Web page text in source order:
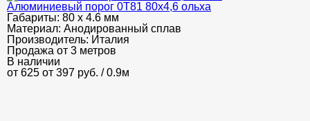
Алюминиевый порог 0Т81 80х4,6 ольха
Габариты: 80 х 4.6 мм
Материал: Анодированный сплав
Производитель: Италия
Продажа от 3 метров
В наличии
от 625 от 397 руб. / 0.9м